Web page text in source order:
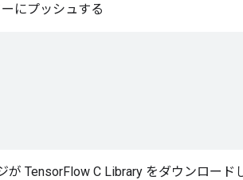
にプッシュする
TensorFlow C Library をダウンロード